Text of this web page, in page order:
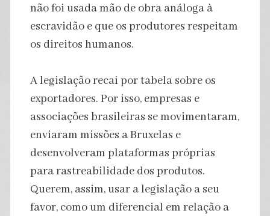
não foi usada mão de obra análoga à
escravidão e que os produtores respeitam
os direitos humanos.
A legislação recai por tabela sobre os
exportadores. Por isso, empresas e
associações brasileiras se movimentaram,
enviaram missões a Bruxelas e
desenvolveram plataformas próprias
para rastreabilidade dos produtos.
Querem, assim, usar a legislação a seu
favor, como um diferencial em relação a